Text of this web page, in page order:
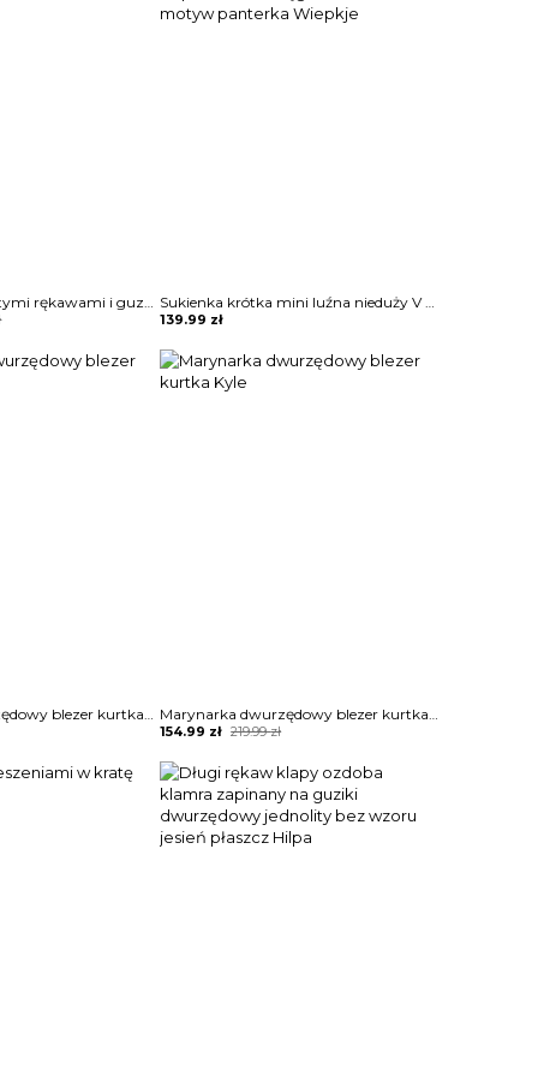
Sukienka z bufiastymi rękawami i guzikami przodu Terttu Sukienka krótka mini luźna nieduży V dekolt kołnierz 3 4 rękaw dopasowana ściągana w talii motyw panterka Wiepkje
139.99 zł
Marynarka dwurzędowy blezer kurtka Kyle Marynarka dwurzędowy blezer kurtka Kyle
219.99zł
Original
was:
219.99 zł.
154.99 zł
Current
is:
154.99 zł.